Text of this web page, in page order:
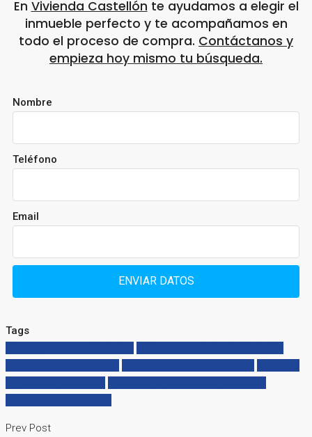
En Vivienda Castellón te ayudamos a elegir el
inmueble perfecto y te acompañamos en
todo el proceso de compra. Contáctanos y
empieza hoy mismo tu búsqueda.
Nombre
Teléfono
Email
ENVIAR DATOS
Tags
Prev Post